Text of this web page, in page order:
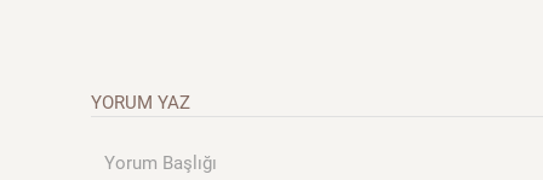
YORUM YAZ
Yorum Başlığı